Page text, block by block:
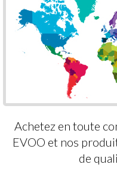
Achetez en toute
EVOO et nos
de